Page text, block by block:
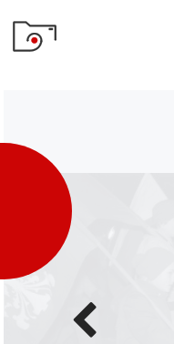
Poprzednie
zdjęcie